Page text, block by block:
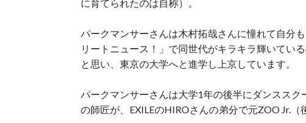
に育てられたのは自称）。
パークマンサーさんは木村拓哉さんに憧れて自分
リートニュース！」で同世代がキラキラ輝いてい
と思い、東京の大学へと進学し上京しています。
パークマンサーさんは大学1年の後半にダンスス
の師匠が、EXILEのHIROさんの弟分で元ZOO Jr.（